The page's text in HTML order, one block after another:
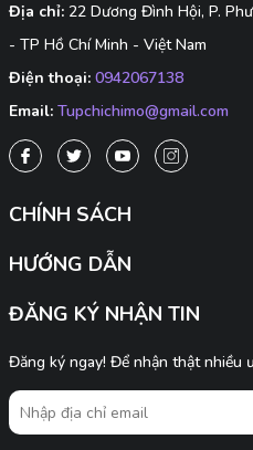
Địa chỉ: 22 Dương Đình Hội, P.
- TP Hồ Chí Minh - Việt Nam
Điện thoại: 0942067138
Email: Tupchichimo@gmail.com
CHÍNH SÁCH
HƯỚNG DẪN
ĐĂNG KÝ NHẬN TIN
Đăng ký ngay! Để nhận thật nhiều